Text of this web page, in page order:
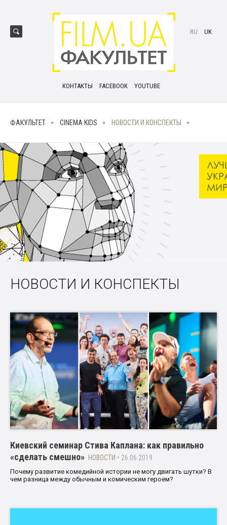
КОНТАКТЫ FACEBOOK YOUTUBE
RU UK
ФАКУЛЬТЕТ CINEMA KIDS НОВОСТИ И КОНСПЕКТЫ
НОВОСТИ И КОНСПЕКТЫ
Киевский семинар Стива Каплана: как правильно
«сделать смешно» НОВОСТИ • 26.06.2019
Почему развитие комедийной истории не могу двигать шутки? В
чем разница между обычным и комическим героем?